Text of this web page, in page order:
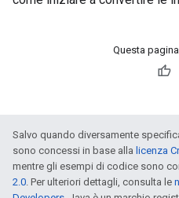
Questa
Salvo quando diversamente
sono concessi in base alla licenza
mentre gli esempi di codice sono
2.0. Per ulteriori dettagli, consulta le